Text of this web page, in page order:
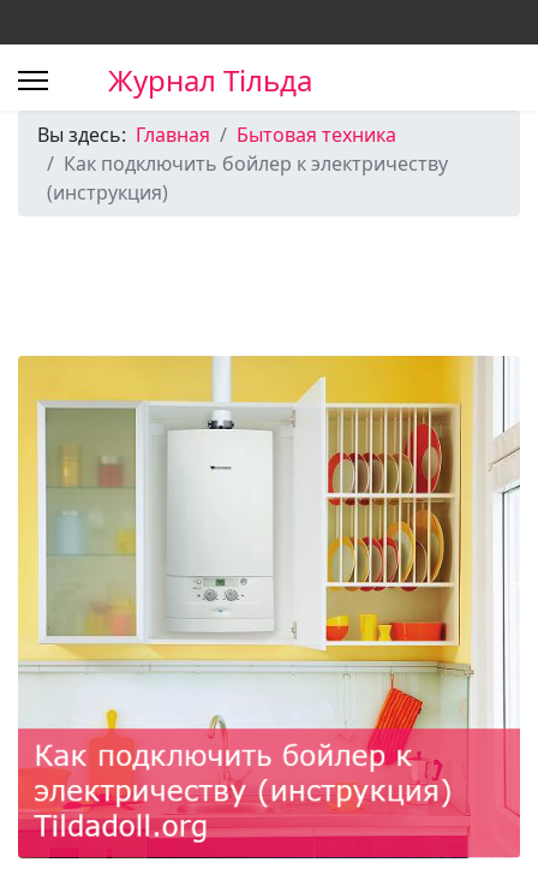
Журнал Тільда
Вы здесь: Главная
Бытовая техника
Как подключить бойлер к электричеству
(инструкция)